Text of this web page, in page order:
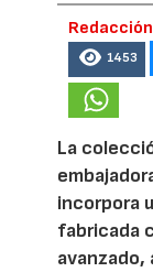
1453
La
incorpora
fabricada
avanzado,